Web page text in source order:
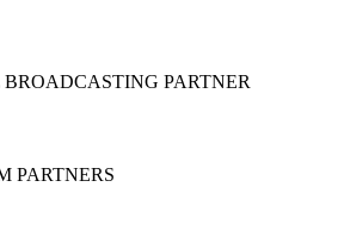
BROADCASTING PARTNER
PARTNERS